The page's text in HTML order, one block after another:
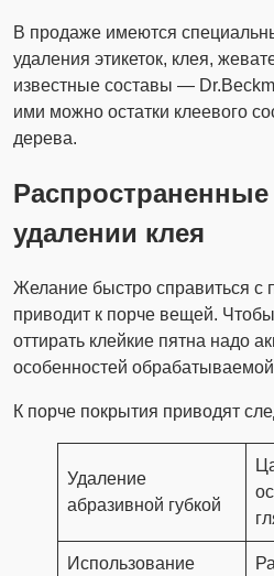
В продаже имеются
удаления этикеток, клея,
известные составы —
ими можно остатки клеевого
дерева.
удалении клея
Желание быстро справиться с
приводит к порче вещей.
оттирать клейкие пятна надо
особенностей
К порче покрытия приводят
Удаление
абразивной губкой
Использование